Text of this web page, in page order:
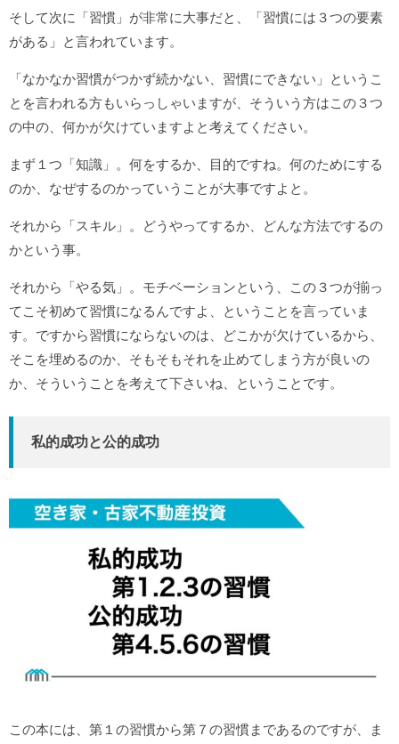
そして次に「習慣」が非常に大事だと、「習慣には３つの要素
がある」と言われています。
「なかなか習慣がつかず続かない、習慣にできない」というこ
とを言われる方もいらっしゃいますが、そういう方はこの３つ
の中の、何かが欠けていますよと考えてください。
まず１つ「知識」。何をするか、目的ですね。何のためにする
のか、なぜするのかっていうことが大事ですよと。
それから「スキル」。どうやってするか、どんな方法でするの
かという事。
それから「やる気」。モチベーションという、この３つが揃っ
てこそ初めて習慣になるんですよ、ということを言っていま
す。ですから習慣にならないのは、どこかが欠けているから、
そこを埋めるのか、そもそもそれを止めてしまう方が良いの
か、そういうことを考えて下さいね、ということです。
私的成功と公的成功
この本には、第１の習慣から第７の習慣まであるのですが、ま